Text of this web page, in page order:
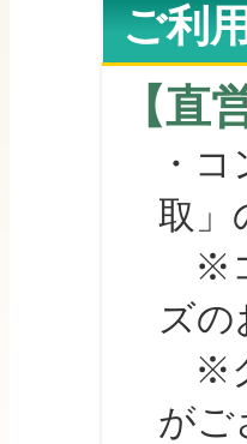
ご利
【直
・コ
取」
※コ
ズの
※ク
がご